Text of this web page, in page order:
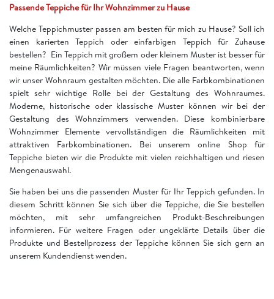
Passende Teppiche für Ihr Wohnzimmer zu Hause
Welche Teppichmuster passen am besten für mich zu Hause? Soll ich
einen karierten Teppich oder einfarbigen Teppich für Zuhause
bestellen? Ein Teppich mit großem oder kleinem Muster ist besser für
meine Räumlichkeiten? Wir müssen viele Fragen beantworten, wenn
wir unser Wohnraum gestalten möchten. Die alle Farbkombinationen
spielt sehr wichtige Rolle bei der Gestaltung des Wohnraumes.
Moderne, historische oder klassische Muster können wir bei der
Gestaltung des Wohnzimmers verwenden. Diese kombinierbare
Wohnzimmer Elemente vervollständigen die Räumlichkeiten mit
attraktiven Farbkombinationen. Bei unserem online Shop für
Teppiche bieten wir die Produkte mit vielen reichhaltigen und riesen
Mengenauswahl.
Sie haben bei uns die passenden Muster für Ihr Teppich gefunden. In
diesem Schritt können Sie sich über die Teppiche, die Sie bestellen
möchten, mit sehr umfangreichen Produkt-Beschreibungen
informieren. Für weitere Fragen oder ungeklärte Details über die
Produkte und Bestellprozess der Teppiche können Sie sich gern an
unserem Kundendienst wenden.